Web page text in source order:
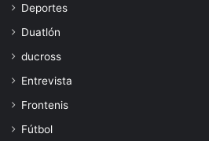
Deportes
Duatlón
ducross
Entrevista
Frontenis
Fútbol